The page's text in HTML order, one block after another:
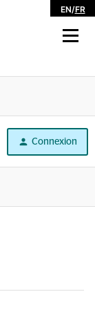
EN/FR
Connexion